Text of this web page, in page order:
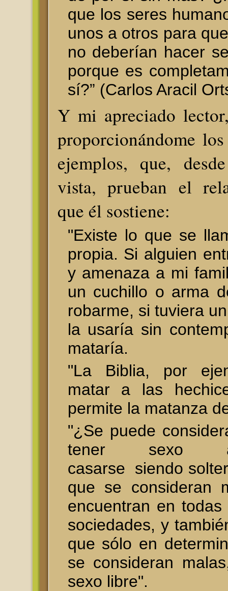
que los seres
unos a otros para
no deberían hacer
porque es
sí?” (Carlos Aracil
Y mi apreciado
proporcionándome
ejemplos, que,
vista, prueban el
que él sostiene:
"Existe lo que se
propia. Si alguien
y amenaza a mi
un cuchillo o arma
robarme, si tuviera
la usaría sin
mataría.
"La Biblia, por
matar a las
permite la matanza
"¿Se puede
tener sexo
casarse siendo
que se consideran
encuentran en
sociedades, y
que sólo en
se consideran
sexo libre".